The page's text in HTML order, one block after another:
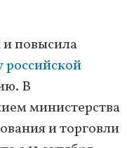
и повысила
российской
В
министерства
и торговли